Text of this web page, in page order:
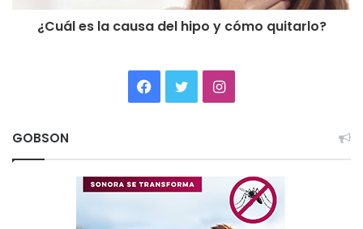
¿Cuál es la causa del hipo y cómo quitarlo?
Facebook
TwitterInstagram
GOBSON